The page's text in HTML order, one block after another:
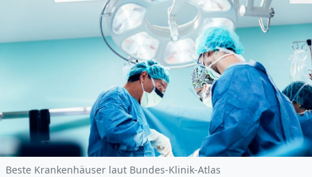
Beste Krankenhäuser laut Bundes-Klinik-Atlas